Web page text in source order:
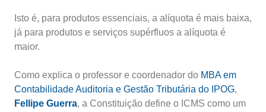
Isto é, para produtos essenciais, a alíquota é mais baixa,
já para produtos e serviços supérfluos a alíquota é
maior.
Como explica o professor e coordenador do MBA em
Contabilidade Auditoria e Gestão Tributária do IPOG,
Fellipe Guerra, a Constituição define o ICMS como um